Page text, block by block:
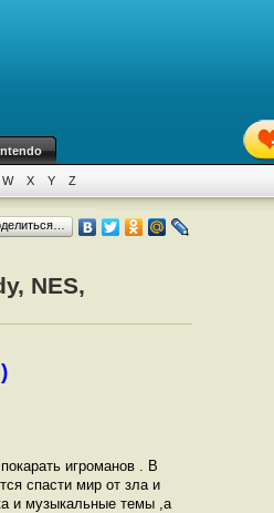
W X Y Z
NES,
игроманов . В
спасти мир от зла и
и музыкальные темы ,а